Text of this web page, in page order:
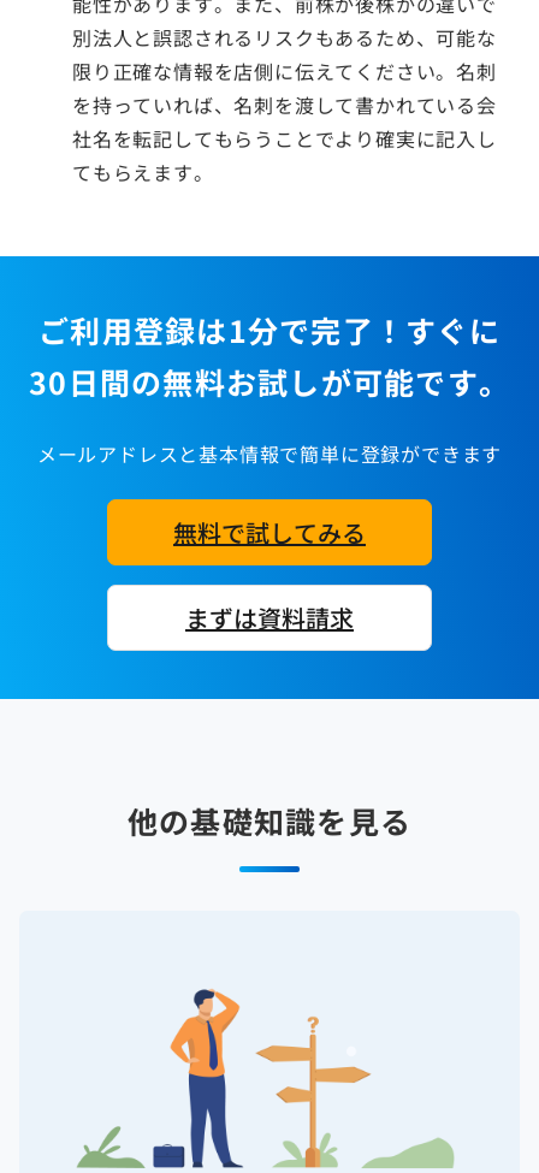
別法人と誤認されるリスクもあるため、可能な
限り正確な情報を店側に伝えてください。名刺
を持っていれば、名刺を渡して書かれている会
社名を転記してもらうことでより確実に記入し
てもらえます。
ご利用登録は1分で完了！すぐに
30日間の無料お試しが可能です。
メールアドレスと基本情報で簡単に登録ができます
無料で試してみる
まずは資料請求
他の基礎知識を見る